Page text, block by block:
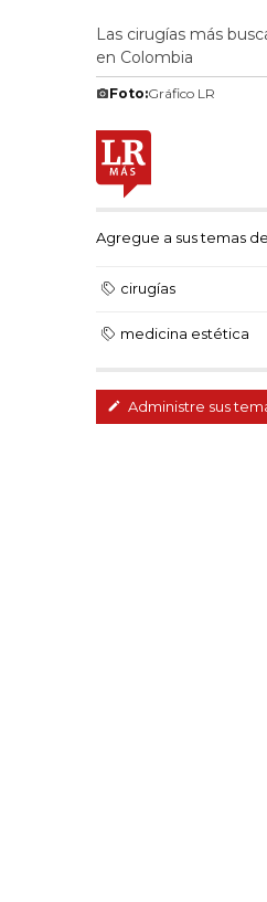
Las cirugías más
en Colombia
Foto:Gráfico LR
Agregue a sus temas
cirugías
medicina estética
Administre sus